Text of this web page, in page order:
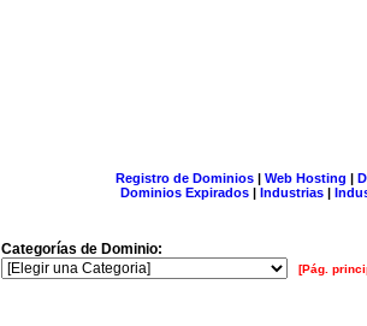
Registro de Dominios| Web Hosting |
Dominios Expirados | Industrias |
Categorías de Dominio:
[Pág.